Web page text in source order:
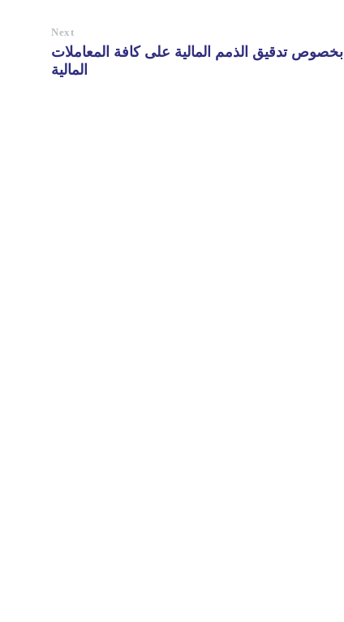
Next
بخصوص تدقيق الذمم المالية على كافة المعاملات
المالية